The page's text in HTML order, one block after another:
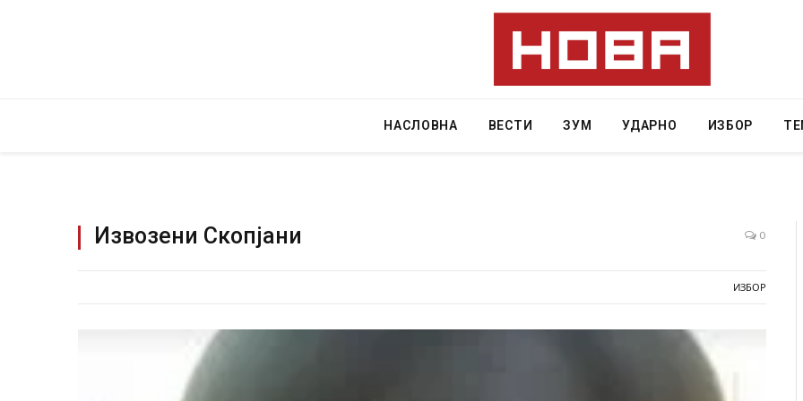
НАСЛОВНА ВЕСТИ ЗУМ УДАРНО ИЗБОР
Извозени Скопјани 0
ИЗБОР
AUGUST 2, 2026